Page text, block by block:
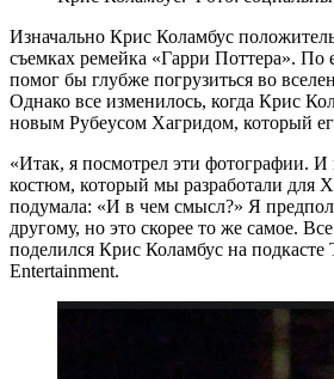
Изначально Крис Коламбус
съемках ремейка «Гарри Поттера». По
помог бы глубже погрузиться во
Однако все изменилось, когда Крис
новым Рубеусом Хагридом, который
«Итак, я посмотрел эти фотографии.
костюм, который мы разработали для
подумала: «И в чем смысл?» Я
другому, но это скорее то же самое.
поделился Крис Коламбус на подкасте
Entertainment.